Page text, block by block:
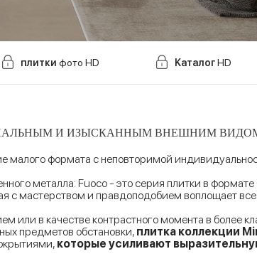
И ИЗЫСКАННЫМ ВНЕШНИМ
плитки фото HD KаталогHD
малого формата с неповторимой
металла: Fuoco - это серия плитки в
мастерством и правдоподобием воплощает все
в качестве контрастного момента в более
предметов обстановки, плитка коллекции
которые усиливают